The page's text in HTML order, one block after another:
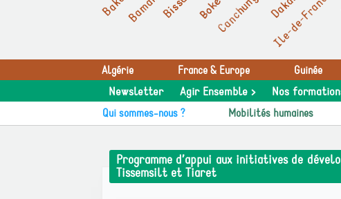
Algérie France & Europe Guinée
Newsletter Agir Ensemble > Nos
Qui sommes-nous ? Mobilités humaines
Programme d’appui aux initiatives de
Tissemsilt et Tiaret